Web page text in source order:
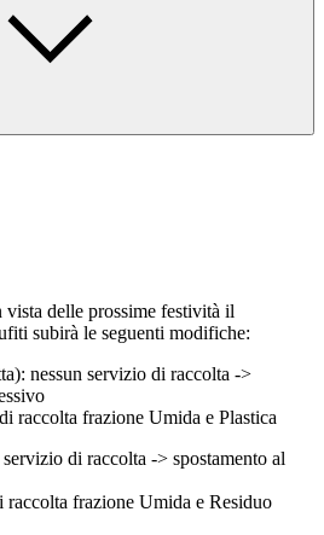
delle prossime festività il
subirà le seguenti modifiche:
nessun servizio di raccolta ->
raccolta frazione Umida e Plastica
servizio di raccolta -> spostamento al
raccolta frazione Umida e Residuo